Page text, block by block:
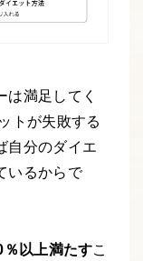
満足してく
トが失敗する
自分のダイエ
いるからで
以上満たすこ